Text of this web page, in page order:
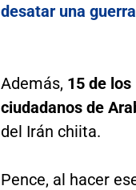
desatar una
Además, 15 de
ciudadanos de
del Irán chiita.
Pence, al hacer